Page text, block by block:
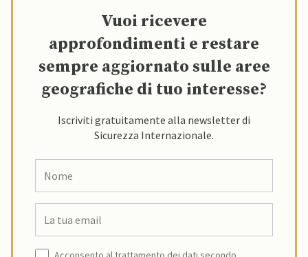
Vuoi ricevere
approfondimenti e restare
sempre aggiornato sulle aree
geografiche di tuo interesse?
Iscriviti gratuitamente alla newsletter di
Sicurezza Internazionale.